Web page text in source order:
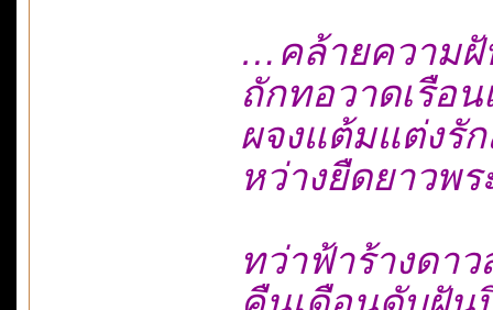
…คล้ายความฝั
ถักทอวาดเรือน
ผจงแต้มแต่งรั
หว่างยืดยาวพ
ทว่าฟ้าร้างดา